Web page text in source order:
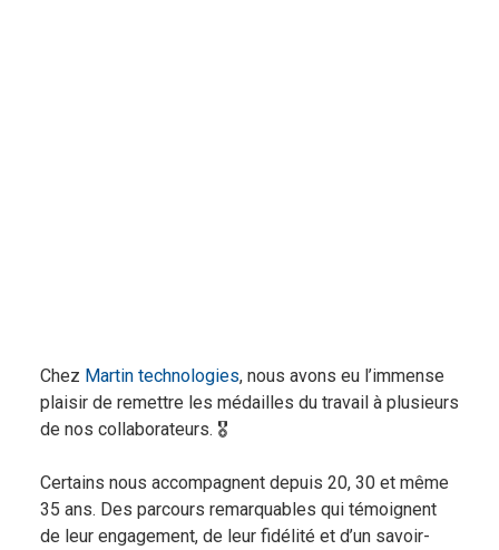
Chez Martin technologies, nous avons eu l’immense
plaisir de remettre les médailles du travail à plusieurs
de nos collaborateurs. 🎖️
Certains nous accompagnent depuis 20, 30 et même
35 ans. Des parcours remarquables qui témoignent
de leur engagement, de leur fidélité et d’un savoir-